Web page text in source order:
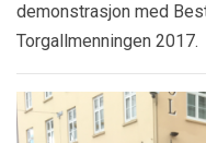
demonstrasjon med
Torgallmenningen 2017.